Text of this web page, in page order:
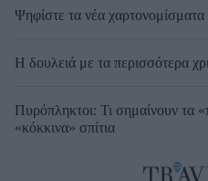
Ψηφίστε τα νέα
Η δουλειά με τα περισσότερα
Πυρόπληκτοι: Τι σημαίνουν τα
«κόκκινα» σπίτια